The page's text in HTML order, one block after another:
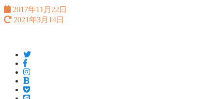
2017年11月22日
2021年3月14日